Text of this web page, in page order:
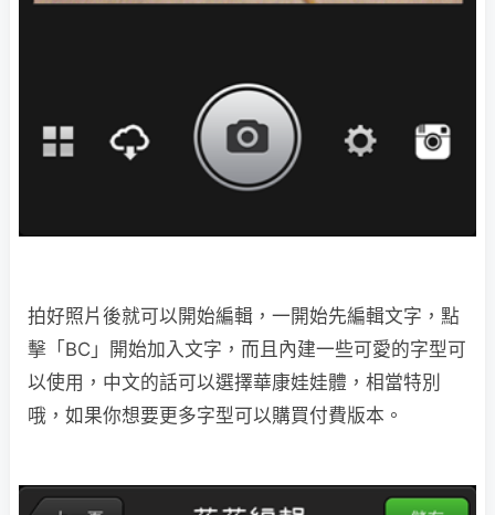
拍好照片後就可以開始編輯，一開始先編輯文字，點
擊「BC」開始加入文字，而且內建一些可愛的字型可
以使用，中文的話可以選擇華康娃娃體，相當特別
哦，如果你想要更多字型可以購買付費版本。